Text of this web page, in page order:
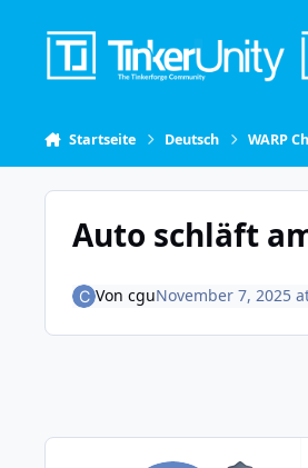
Startseite Deutsch WARP
Auto schläft
Von cguNovember 7, 2025